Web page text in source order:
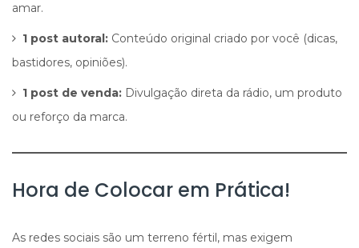
amar.
1 post autoral: Conteúdo original criado por você (dicas,
bastidores, opiniões).
1 post de venda: Divulgação direta da rádio, um produto
ou reforço da marca.
Hora de Colocar em Prática!
As redes sociais são um terreno fértil, mas exigem